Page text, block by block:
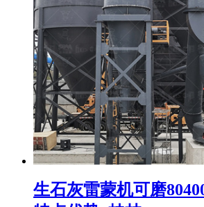
生石灰雷蒙机可磨